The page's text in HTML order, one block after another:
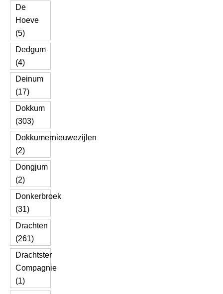
De
Hoeve
(5)
Dedgum
(4)
Deinum
(17)
Dokkum
(303)
Dokkumernieuwezijlen
(2)
Dongjum
(2)
Donkerbroek
(31)
Drachten
(261)
Drachtster
Compagnie
(1)